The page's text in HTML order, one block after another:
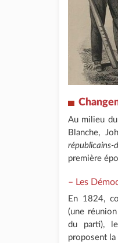
Au milieu
Blanche,
républicains-
première
– Les
En 1824,
(une
du parti),
proposent la